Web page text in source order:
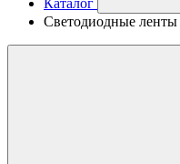
Каталог
Светодиодные ленты